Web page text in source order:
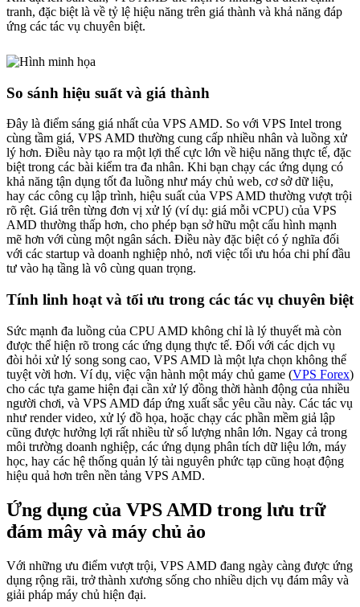
tranh, đặc biệt là về tỷ lệ hiệu năng trên giá thành và khả năng đáp
ứng các tác vụ chuyên biệt.
So sánh hiệu suất và giá thành
Đây là điểm sáng giá nhất của VPS AMD. So với VPS Intel trong
cùng tầm giá, VPS AMD thường cung cấp nhiều nhân và luồng xử
lý hơn. Điều này tạo ra một lợi thế cực lớn về hiệu năng thực tế, đặc
biệt trong các bài kiểm tra đa nhân. Khi bạn chạy các ứng dụng có
khả năng tận dụng tốt đa luồng như máy chủ web, cơ sở dữ liệu,
hay các công cụ lập trình, hiệu suất của VPS AMD thường vượt trội
rõ rệt. Giá trên từng đơn vị xử lý (ví dụ: giá mỗi vCPU) của VPS
AMD thường thấp hơn, cho phép bạn sở hữu một cấu hình mạnh
mẽ hơn với cùng một ngân sách. Điều này đặc biệt có ý nghĩa đối
với các startup và doanh nghiệp nhỏ, nơi việc tối ưu hóa chi phí đầu
tư vào hạ tầng là vô cùng quan trọng.
Tính linh hoạt và tối ưu trong các tác vụ chuyên biệt
Sức mạnh đa luồng của CPU AMD không chỉ là lý thuyết mà còn
được thể hiện rõ trong các ứng dụng thực tế. Đối với các dịch vụ
đòi hỏi xử lý song song cao, VPS AMD là một lựa chọn không thể
tuyệt vời hơn. Ví dụ, việc vận hành một máy chủ game (VPS Forex)
cho các tựa game hiện đại cần xử lý đồng thời hành động của nhiều
người chơi, và VPS AMD đáp ứng xuất sắc yêu cầu này. Các tác vụ
như render video, xử lý đồ họa, hoặc chạy các phần mềm giả lập
cũng được hưởng lợi rất nhiều từ số lượng nhân lớn. Ngay cả trong
môi trường doanh nghiệp, các ứng dụng phân tích dữ liệu lớn, máy
học, hay các hệ thống quản lý tài nguyên phức tạp cũng hoạt động
hiệu quả hơn trên nền tảng VPS AMD.
Ứng dụng của VPS AMD trong lưu trữ
đám mây và máy chủ ảo
Với những ưu điểm vượt trội, VPS AMD đang ngày càng được ứng
dụng rộng rãi, trở thành xương sống cho nhiều dịch vụ đám mây và
giải pháp máy chủ hiện đại.